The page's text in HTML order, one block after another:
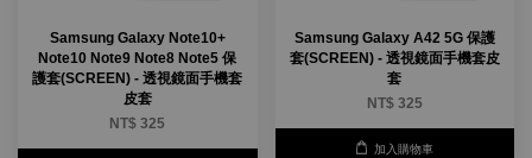
Samsung Galaxy Note10+
Note10 Note9 Note8 Note5 保
護套(SCREEN) - 透視鏡面手機套
皮套
NT$ 325
Samsung Galaxy A42 5G 保護
套(SCREEN) - 透視鏡面手機套皮
套
NT$ 325
加入購物車